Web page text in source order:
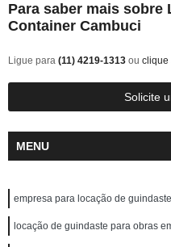
Para saber mais sobre
Container Cambuci
Ligue para (11) 4219-1313 ou clique
Solicite
MENU
empresa para locação de
locação de guindaste para obras